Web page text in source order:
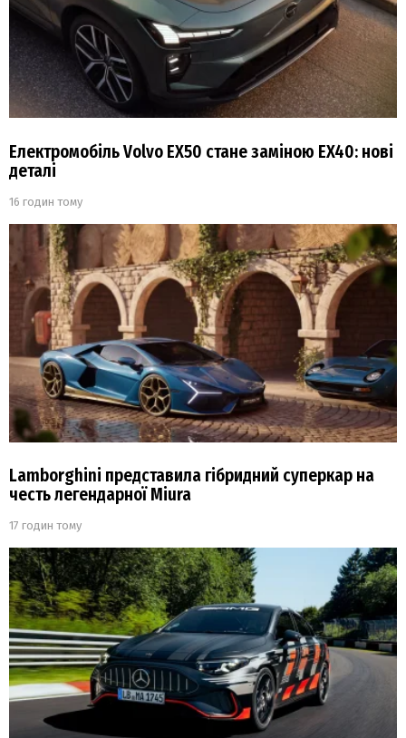
Електромобіль Volvo EX50 стане заміною EX40: нові
деталі
16 годин тому
Lamborghini представила гібридний суперкар на
честь легендарної Miura
17 годин тому